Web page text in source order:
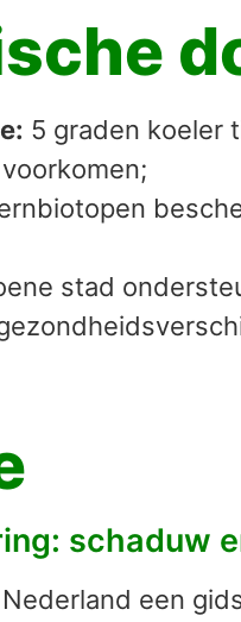
5 graden koeler
stad
schaduw
een